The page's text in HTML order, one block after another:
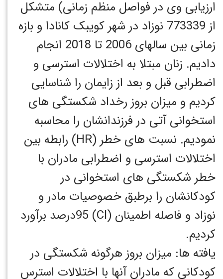
ارزیابی وی در فواصل منظم زمانی) متشکل
از 773339 نوزاد در شهر کویبک کانادا و بازه
زمانی بین سالهای 2006 تا 2018 انجام
دادیم. زنان مبتلا به اختلالات استرسی و
اضطرابی قبل و بعد از زایمان را شناسایی
کردیم و میزان بروز رخداد شکستگی های
استخوانی آتی در فرزندانشان را محاسبه
نمودیم. نسبت های خطر (HR) رابطه بین
اختلالات استرسی و اضطرابی مادران با
خطر شکستگی های استخوانی در
کودکانشان را برطبق خصوصیات مادر و
نوزاد و فاصله اطمینان (CI) 95درصد برآورد
کردیم.
یافته ها: میزان بروز هرگونه شکستگی در
کودکانی که مادران آنها با اختلالات استرس